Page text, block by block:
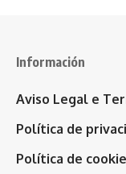
Información
Aviso Legal e
Política de
Política de